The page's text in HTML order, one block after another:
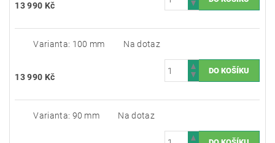
13 990 Kč
Varianta: 100 mm Na dotaz
13 990 Kč
Varianta: 90 mm Na dotaz